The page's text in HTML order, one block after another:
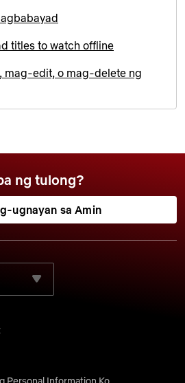
titles to watch offline
mag-edit, o mag-delete ng
ng tulong?
ugnayan sa Amin
WIKA: